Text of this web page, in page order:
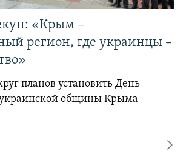
«Крым –
регион, где украинцы –
планов установить День
общины Крыма